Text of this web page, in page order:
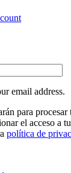
email address.
para
el acceso a
política de